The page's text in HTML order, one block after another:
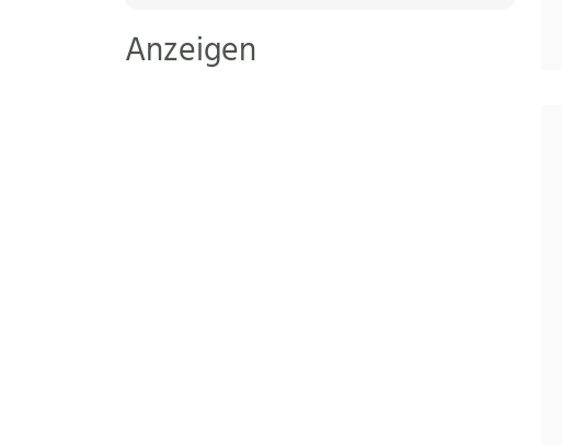
Anzeigen